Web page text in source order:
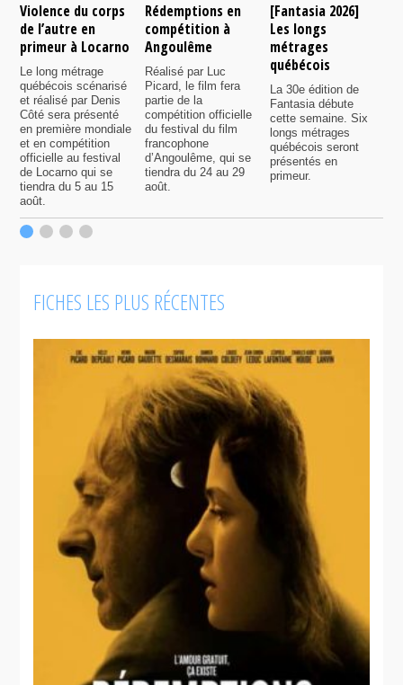
Violence du corps
de l’autre en
primeur à Locarno
Le long métrage
québécois scénarisé
et réalisé par Denis
Côté sera présenté
en première mondiale
et en compétition
officielle au festival
de Locarno qui se
tiendra du 5 au 15
août.
Rédemptions en
compétition à
Angoulême
Réalisé par Luc
Picard, le film fera
partie de la
compétition officielle
du festival du film
francophone
d’Angoulême, qui se
tiendra du 24 au 29
août.
[Fantasia 2026]
Les longs
métrages
québécois
La 30e édition de
Fantasia débute
cette semaine. Six
longs métrages
québécois seront
présentés en
primeur.
FICHES LES PLUS RÉCENTES